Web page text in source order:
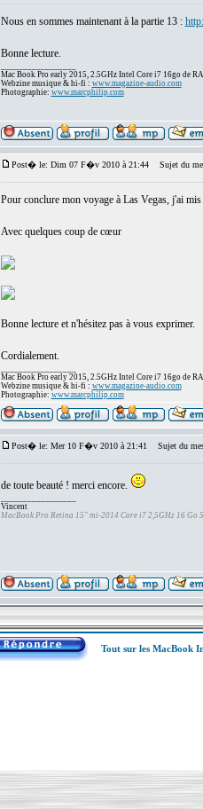
Nous en sommes maintenant à la partie 13 :
Bonne lecture.
Mac Book Pro early 2015, 2.5GHz Intel Core i7 16go de
Webzine musique & hi-fi : www.magazine-audio.com
Photographie: www.marcphilip.com
Post� le: Dim 07 F�v 2010 à 21:44 Sujet du
Pour conclure mon voyage à Las Vegas, j'ai
Avec quelques coup de cœur
Bonne lecture et n'hésitez pas à vous exprimer.
Cordialement.
Mac Book Pro early 2015, 2.5GHz Intel Core i7 16go de
Webzine musique & hi-fi : www.magazine-audio.com
Photographie: www.marcphilip.com
Post� le: Mer 10 F�v 2010 à 21:41 Sujet du
de toute beauté ! merci encore.
Vincent
MacBook Pro Retina 15" mi-2014 Core i7 2,5GHz 16 Go
Tout sur les MacBook